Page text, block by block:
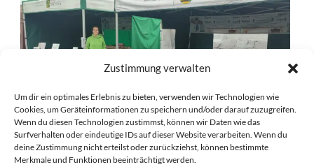
Zustimmung verwalten
Um dir ein optimales Erlebnis zu bieten, verwenden wir Technologien wie
Cookies, um Geräteinformationen zu speichern und/oder darauf zuzugreifen.
Wenn du diesen Technologien zustimmst, können wir Daten wie das
Surfverhalten oder eindeutige IDs auf dieser Website verarbeiten. Wenn du
deine Zustimmung nicht erteilst oder zurückziehst, können bestimmte
Merkmale und Funktionen beeinträchtigt werden.
NK 24/10/31 – FISCH- UND FORSTFEST